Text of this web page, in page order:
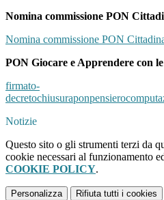
Nomina commissione PON
Nomina commissione PON
PON Giocare e Apprendere con
firmato-
Notizie
Questo sito o gli strumenti terzi da
cookie necessari al funzionamento
COOKIE POLICY.
Personalizza Rifiuta tutti i cookies